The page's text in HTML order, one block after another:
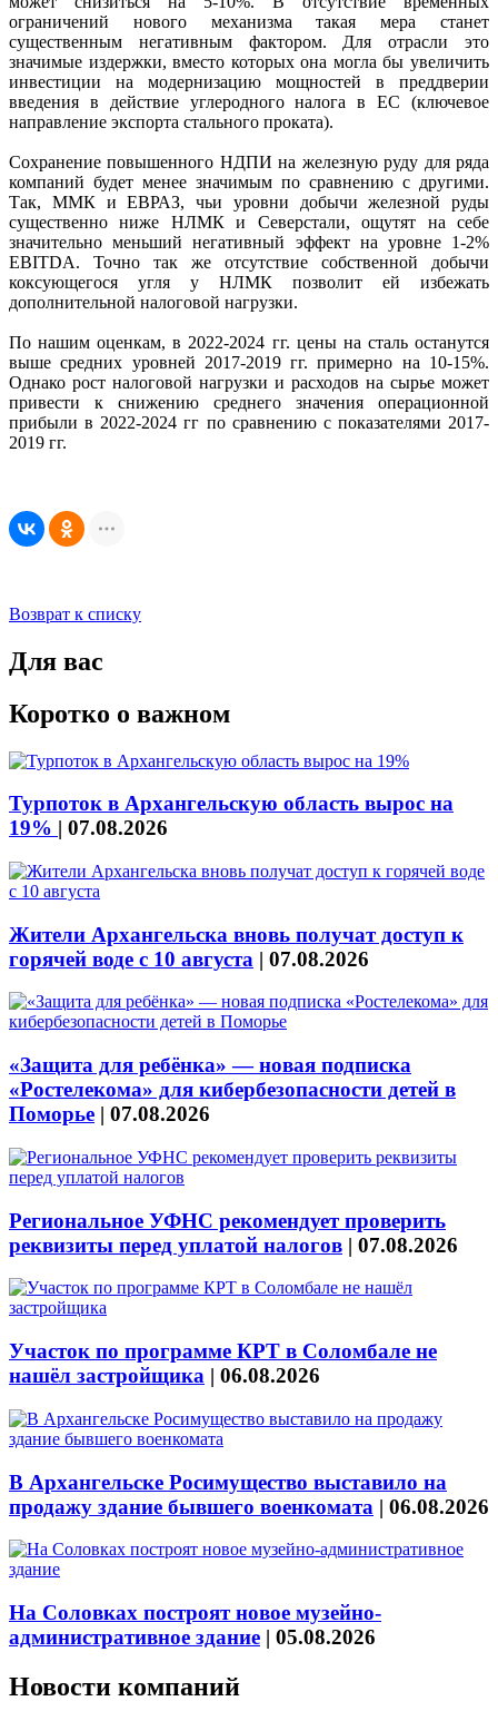
ограничений нового механизма такая мера станет
существенным негативным фактором. Для отрасли это
значимые издержки, вместо которых она могла бы увеличить
инвестиции на модернизацию мощностей в преддверии
введения в действие углеродного налога в ЕС (ключевое
направление экспорта стального проката).
Сохранение повышенного НДПИ на железную руду для ряда
компаний будет менее значимым по сравнению с другими.
Так, ММК и ЕВРАЗ, чьи уровни добычи железной руды
существенно ниже НЛМК и Северстали, ощутят на себе
значительно меньший негативный эффект на уровне 1-2%
EBITDA. Точно так же отсутствие собственной добычи
коксующегося угля у НЛМК позволит ей избежать
дополнительной налоговой нагрузки.
По нашим оценкам, в 2022-2024 гг. цены на сталь останутся
выше средних уровней 2017-2019 гг. примерно на 10-15%.
Однако рост налоговой нагрузки и расходов на сырье может
привести к снижению среднего значения операционной
прибыли в 2022-2024 гг по сравнению с показателями 2017-
2019 гг.
Возврат к списку
Для вас
Коротко о важном
Турпоток в Архангельскую область вырос на
19% | 07.08.2026
Жители Архангельска вновь получат доступ к
горячей воде с 10 августа | 07.08.2026
«Защита для ребёнка» — новая подписка
«Ростелекома» для кибербезопасности детей в
Поморье | 07.08.2026
Региональное УФНС рекомендует проверить
реквизиты перед уплатой налогов | 07.08.2026
Участок по программе КРТ в Соломбале не
нашёл застройщика | 06.08.2026
В Архангельске Росимущество выставило на
продажу здание бывшего военкомата | 06.08.2026
На Соловках построят новое музейно-
административное здание | 05.08.2026
Новости компаний